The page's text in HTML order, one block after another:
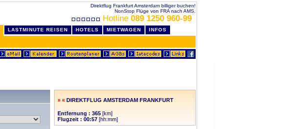
Direktflug Frankfurt Amsterdam billiger buchen!
NonStop Flüge von FRA nach AMS.
Hotline 089 1250 960-99
LASTMINUTE REISEN HOTELS MIETWAGEN INFOS
» « DIREKTFLUG AMSTERDAM FRANKFURT
Entfernung : 365 [km]
Flugzeit : 00:57 [hh:mm]